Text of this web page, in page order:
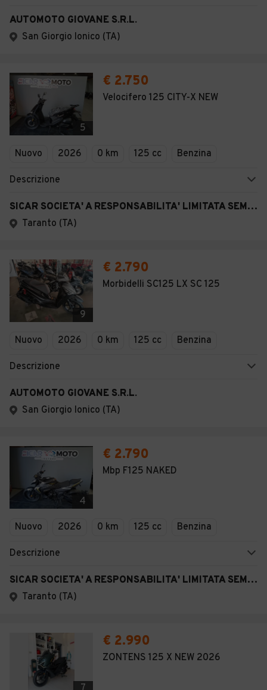
AUTOMOTO GIOVANE S.R.L.
San Giorgio Ionico (TA)
5
€ 2.750
Velocifero 125 CITY-X NEW
Nuovo 2026 0 km 125 cc Benzina
Descrizione
SICAR SOCIETA' A RESPONSABILITA' LIMITATA SEMPLIFICATA
Taranto (TA)
9
€ 2.790
Morbidelli SC125 LX SC 125
Nuovo 2026 0 km 125 cc Benzina
Descrizione
AUTOMOTO GIOVANE S.R.L.
San Giorgio Ionico (TA)
4
€ 2.790
Mbp F125 NAKED
Nuovo 2026 0 km 125 cc Benzina
Descrizione
SICAR SOCIETA' A RESPONSABILITA' LIMITATA SEMPLIFICATA
Taranto (TA)
€ 2.990
ZONTENS 125 X NEW 2026